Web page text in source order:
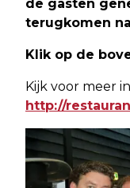
de gasten
terugkomen
Klik op de
Kijk voor meer
http://